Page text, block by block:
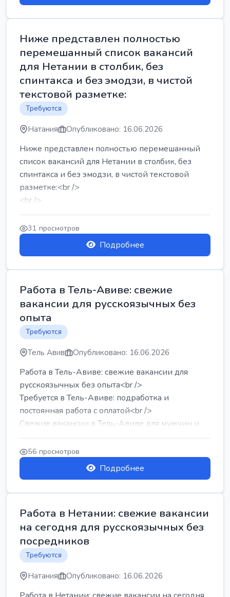
Ниже представлен полностью
перемешанный список вакансий
для Нетании в столбик, без
спинтакса и без эмодзи, в чистой
текстовой разметке:
Требуются
Натания Опубликовано: 16.06.2026
Ниже представлен полностью перемешанный
список вакансий для Нетании в столбик, без
спинтакса и без эмодзи, в чистой текстовой
разметке:<br />
<br />
Работа в Нетании на мебельном производстве:
требу...
31 просмотров
Подробнее
Работа в Тель-Авиве: свежие
вакансии для русскоязычных без
опыта
Требуются
Тель Авив Опубликовано: 16.06.2026
Работа в Тель-Авиве: свежие вакансии для
русскоязычных без опыта<br />
Требуется в Тель-Авиве: подработка и
постоянная работа с оплатой<br />
Свежие вакансии в Тель-Авиве для мужчин и
женщин от хозя...
56 просмотров
Подробнее
Работа в Нетании: свежие вакансии
на сегодня для русскоязычных без
посредников
Требуются
Натания Опубликовано: 16.06.2026